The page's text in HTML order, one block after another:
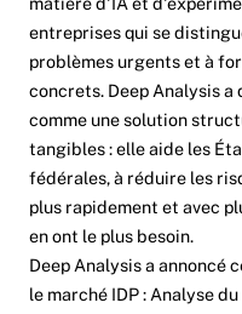
entreprises qui se
problèmes urgents et à
concrets. Deep Analysis
comme une solution
tangibles : elle aide les
fédérales, à réduire les
plus rapidement et avec
en ont le plus besoin.
Deep Analysis a annoncé
le marché IDP :Analyse